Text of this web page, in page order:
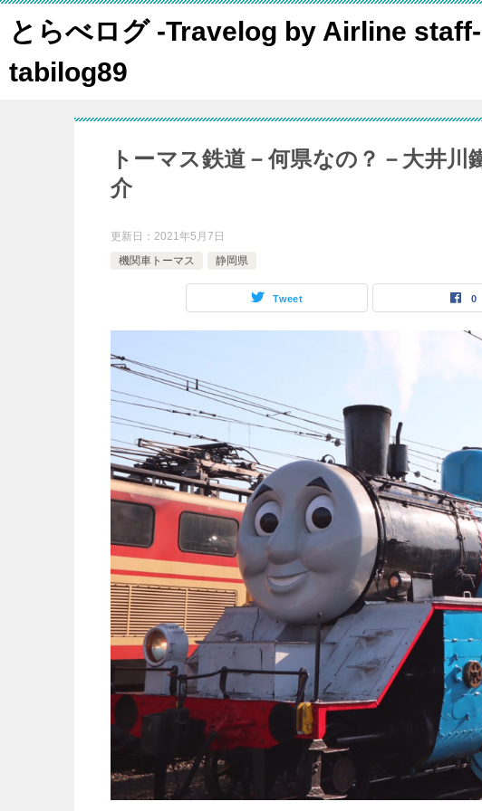
とらべログ -Travelog by Airline
tabilog89
トーマス鉄道－何県なの？－大井
介
更新日： 2021年5月7日
機関車トーマス
静岡県
Tweet 0